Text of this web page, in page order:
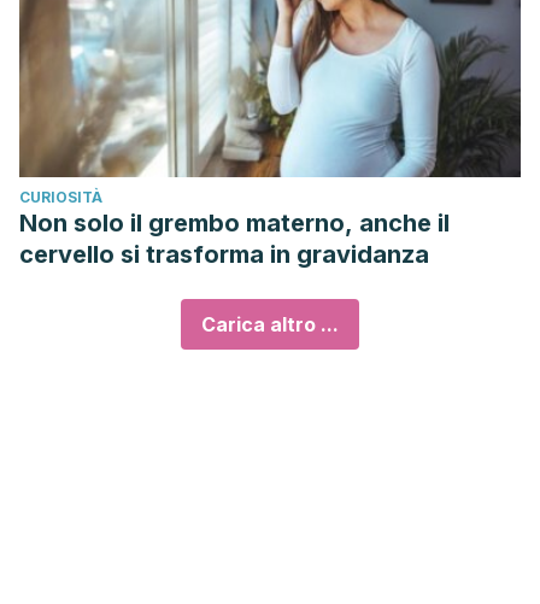
CURIOSITÀ
Non solo il grembo materno, anche il
cervello si trasforma in gravidanza
Carica altro ...